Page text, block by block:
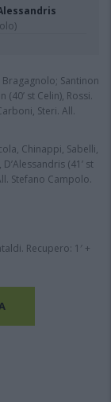
Santinon
st Celin), Rossi.
Steri. All.
Chinappi, Sabelli,
(41’ st
Stefano Campolo.
Recupero: 1′ +